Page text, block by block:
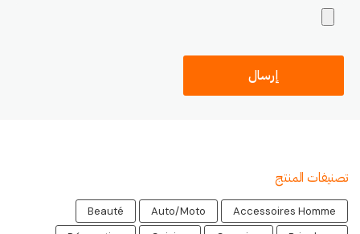
تصنيفات المنتج
Accessoires Homme
Auto/Moto
Beauté